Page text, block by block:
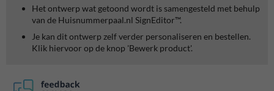
Het ontwerp wat getoond wordt is samengesteld met behulp
van de Huisnummerpaal.nl SignEditor™.
Je kan dit ontwerp zelf verder personaliseren en bestellen.
Klik hiervoor op de knop 'Bewerk product'.